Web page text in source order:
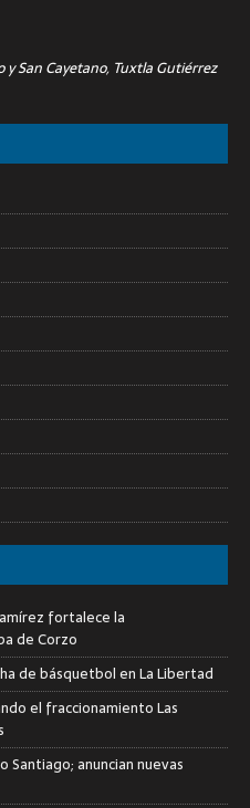
y San Cayetano, Tuxtla Gutiérrez
fortalece la
de Corzo
de básquetbol en La Libertad
el fraccionamiento Las
Santiago; anuncian nuevas